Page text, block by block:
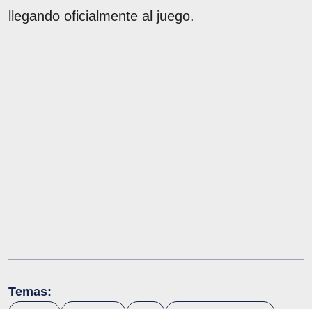
llegando oficialmente al juego.
Temas: